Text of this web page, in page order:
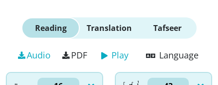
Reading Translation Tafseer
Audio PDF Play Language